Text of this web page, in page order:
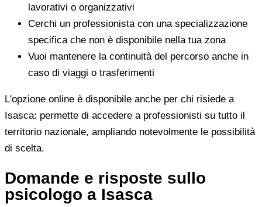
lavorativi o organizzativi
Cerchi un professionista con una specializzazione
specifica che non è disponibile nella tua zona
Vuoi mantenere la continuità del percorso anche in
caso di viaggi o trasferimenti
L'opzione online è disponibile anche per chi risiede a
Isasca: permette di accedere a professionisti su tutto il
territorio nazionale, ampliando notevolmente le possibilità
di scelta.
Domande e risposte sullo
psicologo a Isasca